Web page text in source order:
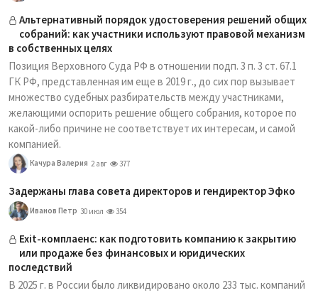
Альтернативный порядок удостоверения решений общих
собраний: как участники используют правовой механизм
в собственных целях
Позиция Верховного Суда РФ в отношении подп. 3 п. 3 ст. 67.1
ГК РФ, представленная им еще в 2019 г., до сих пор вызывает
множество судебных разбирательств между участниками,
желающими оспорить решение общего собрания, которое по
какой-либо причине не соответствует их интересам, и самой
компанией.
Качура Валерия 2 авг 377
Задержаны глава совета директоров и гендиректор Эфко
Иванов Петр 30 июл 354
Exit-комплаенс: как подготовить компанию к закрытию
или продаже без финансовых и юридических
последствий
В 2025 г. в России было ликвидировано около 233 тыс. компаний